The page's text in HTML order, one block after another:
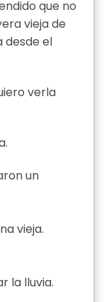
que no
vieja de
desde el
verla
un
vieja.
la lluvia.